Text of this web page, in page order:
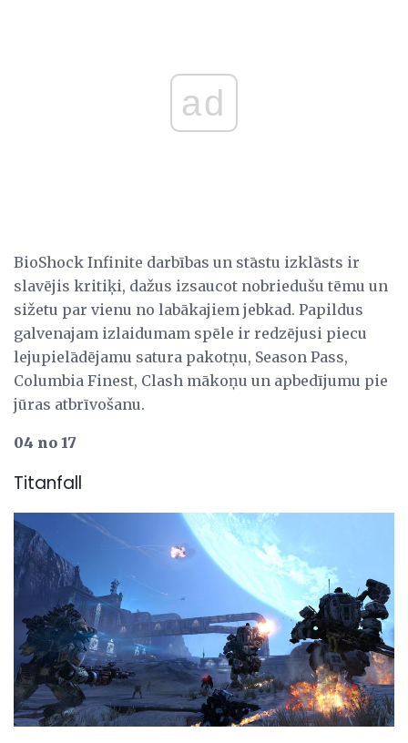
ad
BioShock Infinite darbības un stāstu izklāsts ir
slavējis kritiķi, dažus izsaucot nobriedušu tēmu un
sižetu par vienu no labākajiem jebkad. Papildus
galvenajam izlaidumam spēle ir redzējusi piecu
lejupielādējamu satura pakotņu, Season Pass,
Columbia Finest, Clash mākoņu un apbedījumu pie
jūras atbrīvošanu.
04 no 17
Titanfall